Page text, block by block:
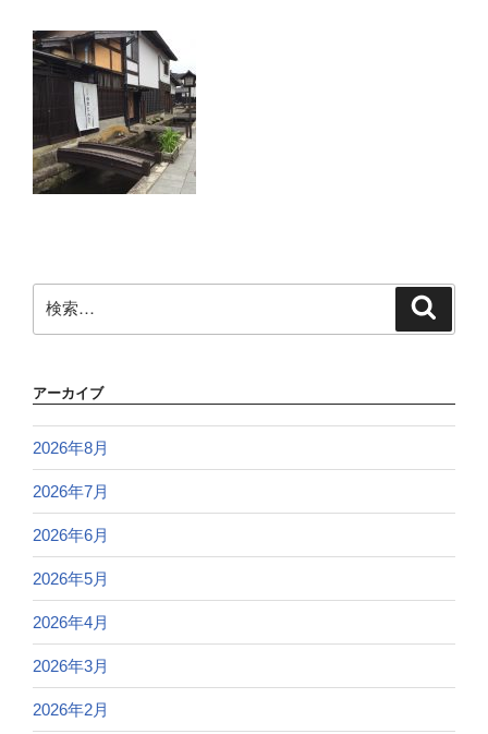
索:
アーカイブ
2026年8月
2026年7月
2026年6月
2026年5月
2026年4月
2026年3月
2026年2月